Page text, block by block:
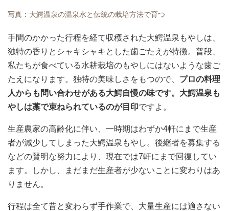
写真：大鰐温泉の温泉水と伝統の栽培方法で育つ
手間のかかった行程を経て収穫された大鰐温泉もやしは、
独特の香りとシャキシャキとした歯ごたえが特徴。普段、
私たちが食べている水耕栽培のもやしにはないような歯ご
たえになります。独特の美味しさをもつので、 プロの料理
人からも問い合わせがある大鰐自慢の味です。大鰐温泉も
やしは藁で束ねられているのが目印ですよ。
生産農家の高齢化に伴い、一時期はわずか4軒にまで生産
者が減少してしまった大鰐温泉もやし。後継者を募集する
などの賢明な努力により、現在では7軒にまで回復してい
ます。しかし、まだまだ生産者が少ないことに変わりはあ
りません。
行程は全て昔と変わらず手作業で、大量生産には適さない